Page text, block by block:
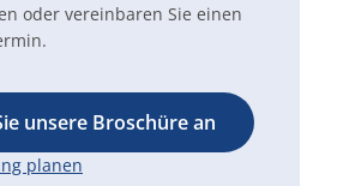
oder vereinbaren Sie einen
unsere Broschüre an
planen